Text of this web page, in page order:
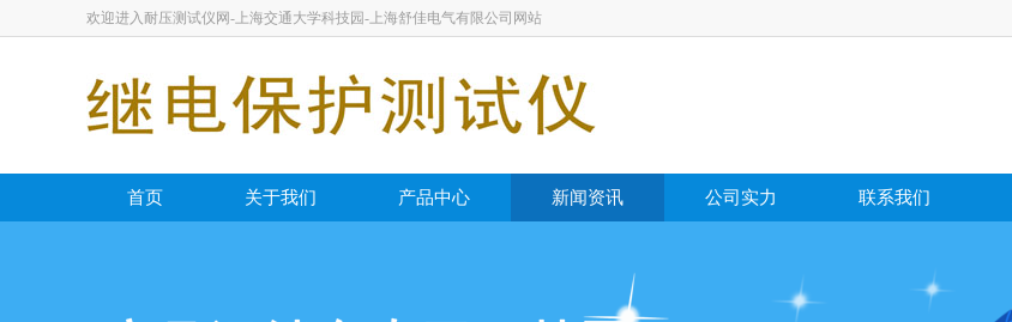
欢迎进入耐压测试仪网-上海交通大学科技园-上海舒佳电气有限公司网站
首页 关于我们 产品中心 新闻资讯 公司实力 联系我们